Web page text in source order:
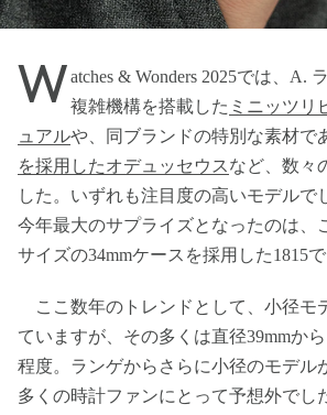
W atches & Wonders 2025では、A.
複雑機構を搭載した ミニッツリ
ュアルや、同ブランドの特別な素材で
を採用したオデュッセウス など、数々
した。いずれも注目度の高いモデルで
今年最大のサプライズとなったのは、
サイズの34mmケースを採用した1815で
ここ数年のトレンドとして、小径モ
ていますが、その多くは直径39mmか
程度。ランゲからさらに小径のモデル
多くの時計ファンにとって予想外でし